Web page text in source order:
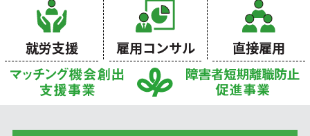
就労支援 雇用コンサル 直接雇用